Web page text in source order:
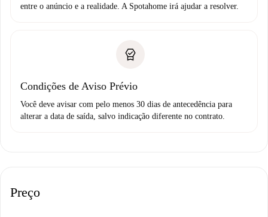
entre o anúncio e a realidade. A Spotahome irá ajudar a resolver.
Condições de Aviso Prévio
Você deve avisar com pelo menos 30 dias de antecedência para
alterar a data de saída, salvo indicação diferente no contrato.
Preço